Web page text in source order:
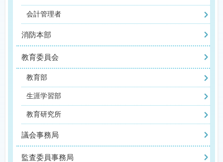
会計管理者
消防本部
教育委員会
教育部
生涯学習部
教育研究所
議会事務局
監査委員事務局